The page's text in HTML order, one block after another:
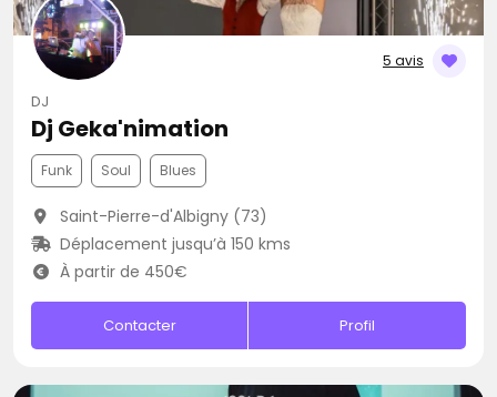
5 avis
DJ
Dj Geka'nimation
Funk Soul Blues
Saint-Pierre-d'Albigny (73)
Déplacement jusqu’à 150 kms
À partir de 450€
Contacter Profil